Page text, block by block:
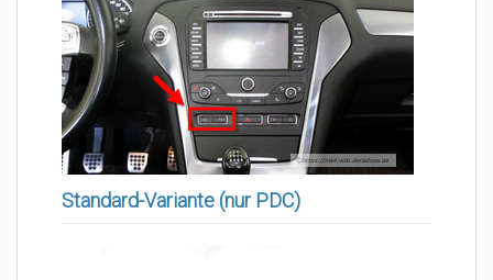
Standard-Variante (nur PDC)